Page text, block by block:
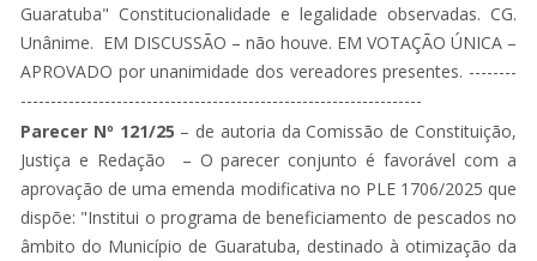
Guaratuba" Constitucionalidade e legalidade observadas. CG.
Unânime. EM DISCUSSÃO – não houve. EM VOTAÇÃO ÚNICA –
APROVADO por unanimidade dos vereadores presentes. --------
-------------------------------------------------------------------
Parecer Nº 121/25 – de autoria da Comissão de Constituição,
Justiça e Redação ­ – O parecer conjunto é favorável com a
aprovação de uma emenda modificativa no PLE 1706/2025 que
dispõe: "Institui o programa de beneficiamento de pescados no
âmbito do Município de Guaratuba, destinado à otimização da